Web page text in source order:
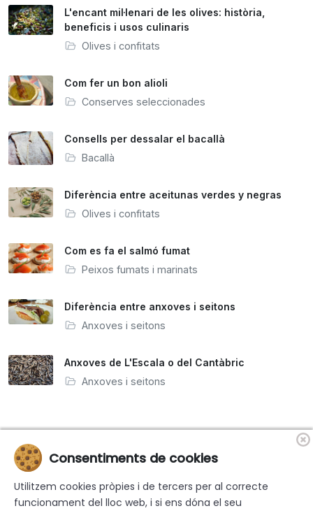
L'encant mil·lenari de les olives: història,
beneficis i usos culinaris
Olives i confitats
Com fer un bon alioli
Conserves seleccionades
Consells per dessalar el bacallà
Bacallà
Diferència entre aceitunas verdes y negras
Olives i confitats
Com es fa el salmó fumat
Peixos fumats i marinats
Diferència entre anxoves i seitons
Anxoves i seitons
Anxoves de L'Escala o del Cantàbric
Anxoves i seitons
«Finançat per la Unió Europea-Next Generation EU»
Consentiments de cookies
Utilitzem cookies pròpies i de tercers per al correcte
funcionament del lloc web, i si ens dóna el seu